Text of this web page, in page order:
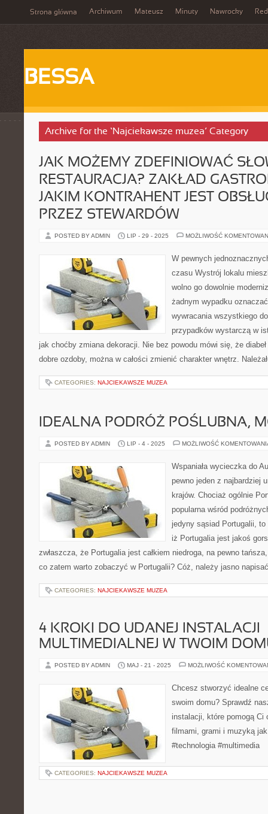
Strona główna Archiwum Mateusz Minuty Nawrocky
BESSA
Archive for the ‘Najciekawsze muzea’ Category
JAK MOŻEMY ZDEFINIOWAĆ
RESTAURACJA? ZAKŁAD
JAKIM KONTRAHENT JEST
PRZEZ STEWARDÓW
POSTED BY ADMIN LIP - 29 - 2025 MOŻLIWOŚĆ
W pewnych
czasu Wystrój lokalu
wolno go dowolnie
żadnym wypadku
wywracania wszystkiego
przypadków wystarczą w
jak choćby zmiana dekoracji. Nie bez powodu mówi się, że
dobre ozdoby, można w całości zmienić charakter wnętrz.
CATEGORIES: NAJCIEKAWSZE MUZEA
IDEALNA PODRÓŻ POŚLUBNA,
POSTED BY ADMIN LIP - 4 - 2025 MOŻLIWOŚĆ
Wspaniała wycieczka do
pewno jeden z najbardziej
krajów. Chociaż ogólnie
popularna wśród
jedyny sąsiad Portugalii,
iż Portugalia jest jakoś
zwłaszcza, że Portugalia jest całkiem niedroga, na pewno
co zatem warto zobaczyć w Portugalii? Cóż, należy jasno
CATEGORIES: NAJCIEKAWSZE MUZEA
4 KROKI DO UDANEJ INSTALACJI
MULTIMEDIALNEJ W TWOIM
POSTED BY ADMIN MAJ - 21 - 2025 MOŻLIWOŚĆ
Chcesz stworzyć idealne
swoim domu? Sprawdź
instalacji, które pomogą
filmami, grami i muzyką
#technologia #multimedia
CATEGORIES: NAJCIEKAWSZE MUZEA